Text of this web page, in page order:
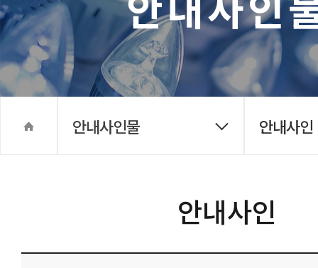
안내사인물 안내사인
안내사인